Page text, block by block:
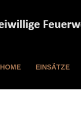
HOME EINSÄTZE